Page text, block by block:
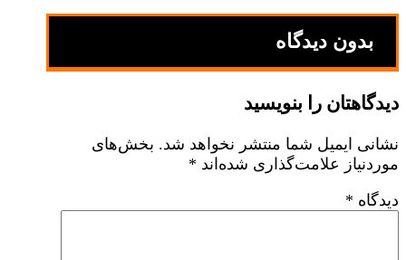
بدون دیدگاه
دیدگاهتان را بنویسید
نشانی ایمیل شما منتشر نخواهد شد. بخش‌های
موردنیاز علامت‌گذاری شده‌اند *
دیدگاه *